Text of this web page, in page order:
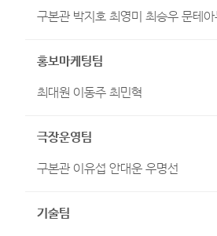
구본관 박지호 최영미 최승우 문테
홍보마케팅팀
최대원 이동주 최민혁
극장운영팀
구본관 이유섭 안대운 우명선
기술팀